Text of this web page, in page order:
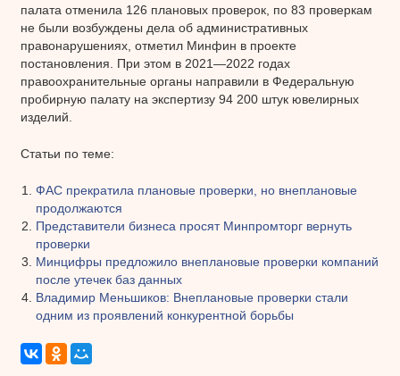
палата отменила 126 плановых проверок, по 83 проверкам
не были возбуждены дела об административных
правонарушениях, отметил Минфин в проекте
постановления. При этом в 2021—2022 годах
правоохранительные органы направили в Федеральную
пробирную палату на экспертизу 94 200 штук ювелирных
изделий.
Статьи по теме:
ФАС прекратила плановые проверки, но внеплановые
продолжаются
Представители бизнеса просят Минпромторг вернуть
проверки
Минцифры предложило внеплановые проверки компаний
после утечек баз данных
Владимир Меньшиков: Внеплановые проверки стали
одним из проявлений конкурентной борьбы